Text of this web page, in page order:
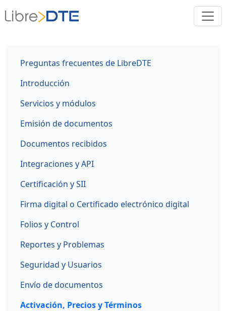
Preguntas frecuentes de LibreDTE
Introducción
Servicios y módulos
Emisión de documentos
Documentos recibidos
Integraciones y API
Certificación y SII
Firma digital o Certificado electrónico digital
Folios y Control
Reportes y Problemas
Seguridad y Usuarios
Envío de documentos
Activación, Precios y Términos